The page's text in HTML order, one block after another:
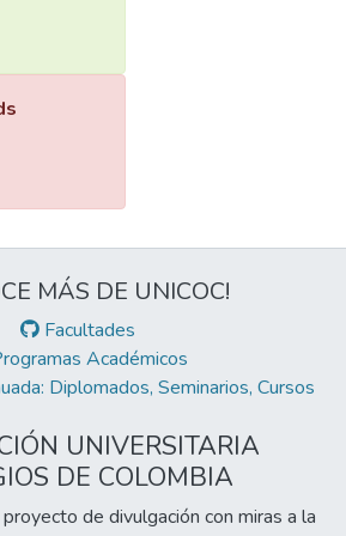
MÁS DE UNICOC!
Facultades
Académicos
Diplomados, Seminarios, Cursos
UNIVERSITARIA
DE COLOMBIA
de divulgación con miras a la